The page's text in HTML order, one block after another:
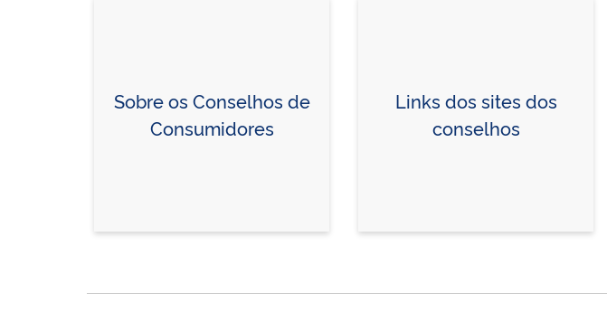
Sobre os Conselhos de
Consumidores
Links dos sites dos
conselhos